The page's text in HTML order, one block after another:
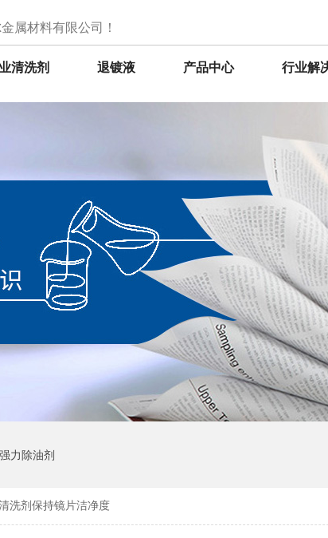
属材料有限公司！
清洗剂 退镀液 产品中心 行业解
强力除油剂
洗剂保持镜片洁净度